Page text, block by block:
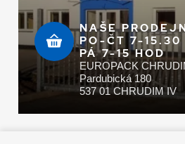
NAŠE
PO-ČT 7-15.30
PÁ 7-15 HOD
EUROPACK
Pardubická 180
537 01 CHRUDIM IV